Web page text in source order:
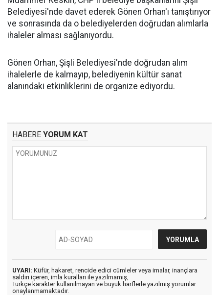
Belediyesi'nde davet ederek Gönen Orhan'ı tanıştırıyor
ve sonrasında da o belediyelerden doğrudan alımlarla
ihaleler alması sağlanıyordu.
Gönen Orhan, Şişli Belediyesi'nde doğrudan alım
ihalelerle de kalmayıp, belediyenin kültür sanat
alanındaki etkinliklerini de organize ediyordu.
HABERE YORUM KAT
UYARI: Küfür, hakaret, rencide edici cümleler veya imalar, inançlara
saldırı içeren, imla kuralları ile yazılmamış,
Türkçe karakter kullanılmayan ve büyük harflerle yazılmış yorumlar
onaylanmamaktadır.